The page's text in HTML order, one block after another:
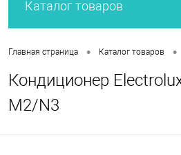
Каталог товаров
Главная страница • Каталог товаров •
Кондиционер
M2/N3